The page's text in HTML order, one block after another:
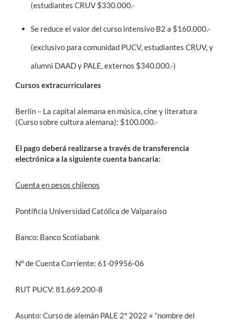
(estudiantes CRUV $330.000.-
Se reduce el valor del curso intensivo B2 a $160.000.-
(exclusivo para comunidad PUCV, estudiantes CRUV, y
alumni DAAD y PALE, externos $340.000.-)
Cursos extracurriculares
Berlín – La capital alemana en música, cine y literatura
(Curso sobre cultura alemana): $100.000.-
El pago deberá realizarse a través de transferencia
electrónica a la siguiente cuenta bancaria:
Cuenta en pesos chilenos
Pontificia Universidad Católica de Valparaíso
Banco: Banco Scotiabank
Nº de Cuenta Corriente: 61-09956-06
RUT PUCV: 81.669.200-8
Asunto: Curso de alemán PALE 2° 2022 + “nombre del